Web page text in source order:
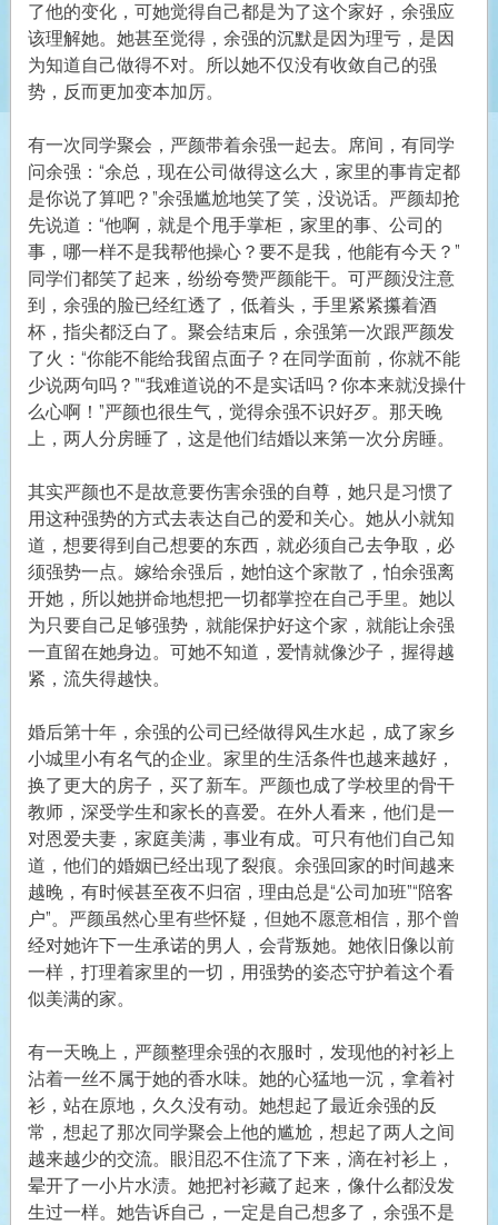
了他的变化，可她觉得自己都是为了这个家好，余强应
该理解她。她甚至觉得，余强的沉默是因为理亏，是因
为知道自己做得不对。所以她不仅没有收敛自己的强
势，反而更加变本加厉。
有一次同学聚会，严颜带着余强一起去。席间，有同学
问余强：“余总，现在公司做得这么大，家里的事肯定都
是你说了算吧？”余强尴尬地笑了笑，没说话。严颜却抢
先说道：“他啊，就是个甩手掌柜，家里的事、公司的
事，哪一样不是我帮他操心？要不是我，他能有今天？”
同学们都笑了起来，纷纷夸赞严颜能干。可严颜没注意
到，余强的脸已经红透了，低着头，手里紧紧攥着酒
杯，指尖都泛白了。聚会结束后，余强第一次跟严颜发
了火：“你能不能给我留点面子？在同学面前，你就不能
少说两句吗？”“我难道说的不是实话吗？你本来就没操什
么心啊！”严颜也很生气，觉得余强不识好歹。那天晚
上，两人分房睡了，这是他们结婚以来第一次分房睡。
其实严颜也不是故意要伤害余强的自尊，她只是习惯了
用这种强势的方式去表达自己的爱和关心。她从小就知
道，想要得到自己想要的东西，就必须自己去争取，必
须强势一点。嫁给余强后，她怕这个家散了，怕余强离
开她，所以她拼命地想把一切都掌控在自己手里。她以
为只要自己足够强势，就能保护好这个家，就能让余强
一直留在她身边。可她不知道，爱情就像沙子，握得越
紧，流失得越快。
婚后第十年，余强的公司已经做得风生水起，成了家乡
小城里小有名气的企业。家里的生活条件也越来越好，
换了更大的房子，买了新车。严颜也成了学校里的骨干
教师，深受学生和家长的喜爱。在外人看来，他们是一
对恩爱夫妻，家庭美满，事业有成。可只有他们自己知
道，他们的婚姻已经出现了裂痕。余强回家的时间越来
越晚，有时候甚至夜不归宿，理由总是“公司加班”“陪客
户”。严颜虽然心里有些怀疑，但她不愿意相信，那个曾
经对她许下一生承诺的男人，会背叛她。她依旧像以前
一样，打理着家里的一切，用强势的姿态守护着这个看
似美满的家。
有一天晚上，严颜整理余强的衣服时，发现他的衬衫上
沾着一丝不属于她的香水味。她的心猛地一沉，拿着衬
衫，站在原地，久久没有动。她想起了最近余强的反
常，想起了那次同学聚会上他的尴尬，想起了两人之间
越来越少的交流。眼泪忍不住流了下来，滴在衬衫上，
晕开了一小片水渍。她把衬衫藏了起来，像什么都没发
生过一样。她告诉自己，一定是自己想多了，余强不是